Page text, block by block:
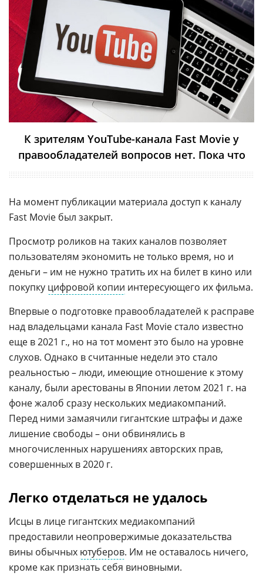
К зрителям YouTube-канала Fast Movie у
правообладателей вопросов нет. Пока что
На момент публикации материала доступ к каналу
Fast Movie был закрыт.
Просмотр роликов на таких каналов позволяет
пользователям экономить не только время, но и
деньги – им не нужно тратить их на билет в кино или
покупку цифровой копии интересующего их фильма.
Впервые о подготовке правообладателей к расправе
над владельцами канала Fast Movie стало известно
еще в 2021 г., но на тот момент это было на уровне
слухов. Однако в считанные недели это стало
реальностью – люди, имеющие отношение к этому
каналу, были арестованы в Японии летом 2021 г. на
фоне жалоб сразу нескольких медиакомпаний.
Перед ними замаячили гигантские штрафы и даже
лишение свободы – они обвинялись в
многочисленных нарушениях авторских прав,
совершенных в 2020 г.
Легко отделаться не удалось
Исцы в лице гигантских медиакомпаний
предоставили неопровержимые доказательства
вины обычных ютуберов. Им не оставалось ничего,
кроме как признать себя виновными.